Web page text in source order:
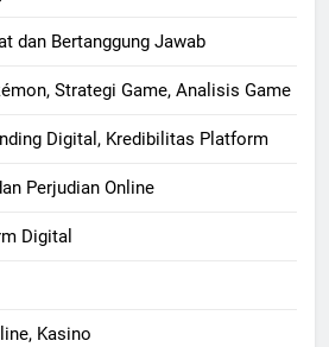
dan Bertanggung Jawab
Strategi Game, Analisis Game
Digital, Kredibilitas Platform
Perjudian Online
Digital
Kasino